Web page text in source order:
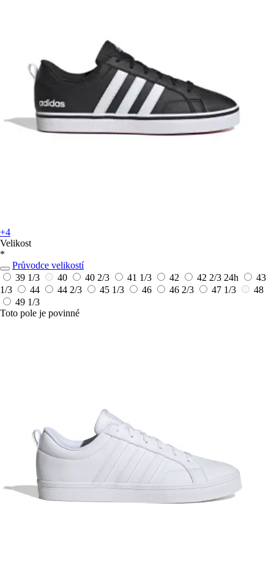
+4
Velikost
*
Průvodce velikostí
39 1/3
40 40 2/3 41 1/3 42 42 2/3 24h
43
1/3
44 44 2/3 45 1/3 46 46 2/3 47 1/3
48
49 1/3
Toto pole je povinné